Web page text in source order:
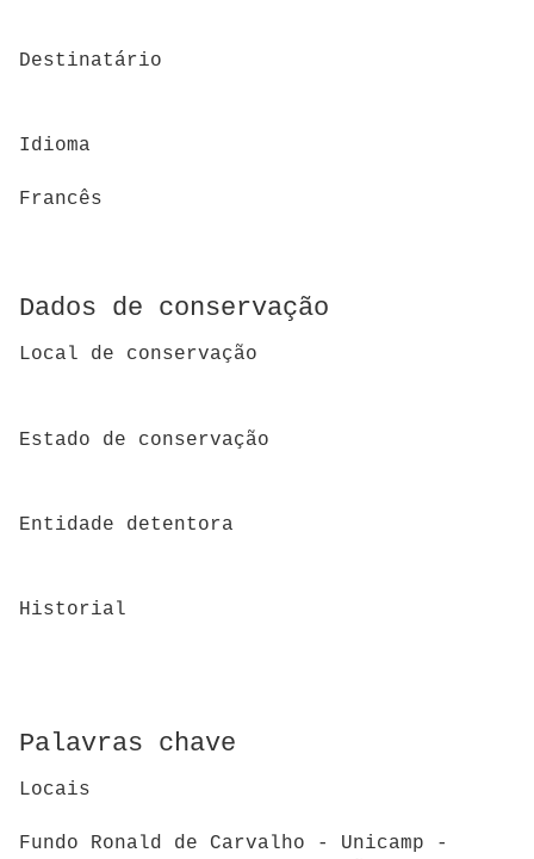
Destinatário
Idioma
Francês
Dados de conservação
Local de conservação
Estado de conservação
Entidade detentora
Historial
Palavras chave
Locais
Fundo Ronald de Carvalho - Unicamp -